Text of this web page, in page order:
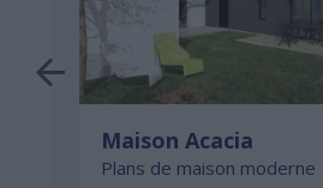
Maison Acacia
Plans de maison moderne